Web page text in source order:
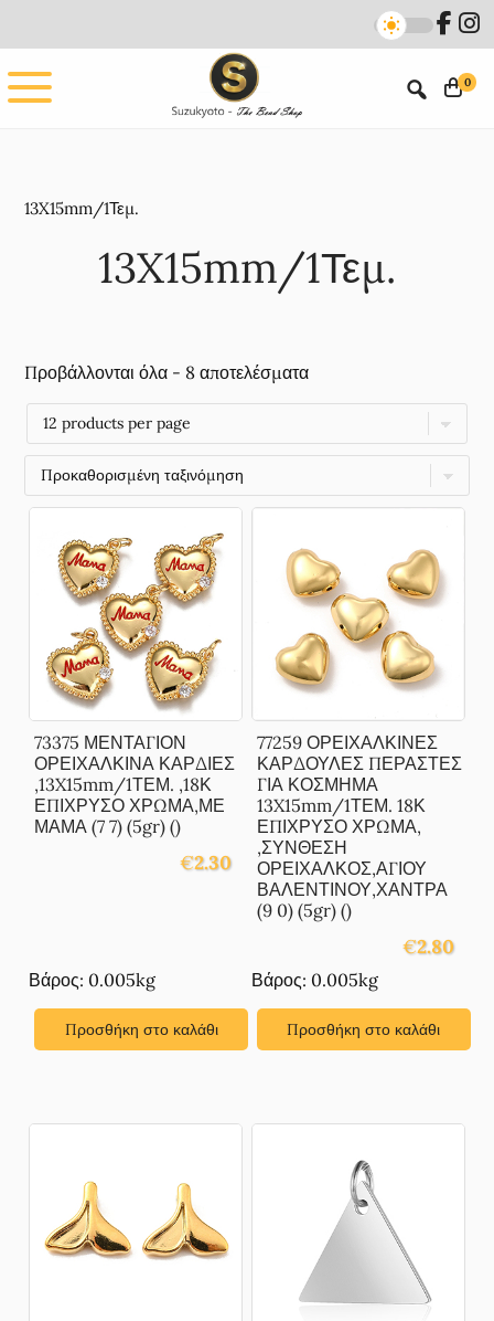
main
content
footer
0
13X15mm/1Τεμ.
13X15mm/1Τεμ.
Προβάλλονται όλα - 8 αποτελέσματα
73375 ΜΕΝΤΑΓΙΟΝ
ΟΡΕΙΧΑΛΚΙΝΑ ΚΑΡΔΙΕΣ
,13X15mm/1ΤΕΜ. ,18Κ
ΕΠΙΧΡΥΣΟ ΧΡΩΜΑ,ΜΕ
ΜΑΜΑ (7 7) (5gr) ()
€2.30
Βάρος: 0.005kg
Προσθήκη στο καλάθι
77259 ΟΡΕΙΧΑΛΚΙΝΕΣ
ΚΑΡΔΟΥΛΕΣ ΠΕΡΑΣΤΕΣ
ΓΙΑ ΚΟΣΜΗΜΑ
13X15mm/1ΤΕΜ. 18Κ
ΕΠΙΧΡΥΣΟ ΧΡΩΜΑ,
,ΣΥΝΘΕΣΗ
ΟΡΕΙΧΑΛΚΟΣ,ΑΓΙΟΥ
ΒΑΛΕΝΤΙΝΟΥ,ΧΑΝΤΡΑ
(9 0) (5gr) ()
€2.80
Βάρος: 0.005kg
Προσθήκη στο καλάθι